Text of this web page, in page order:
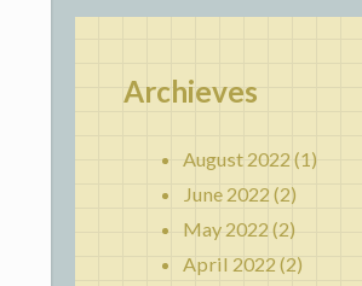
Archieves
August 2022 (1)
June 2022 (2)
May 2022 (2)
April 2022 (2)